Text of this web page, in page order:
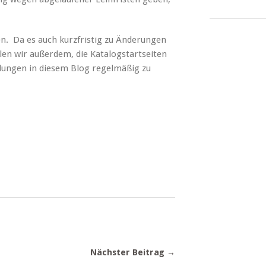
Da es auch kurzfristig zu Änderungen
wir außerdem, die Katalogstartseiten
in diesem Blog regelmäßig zu
Nächster Beitrag →